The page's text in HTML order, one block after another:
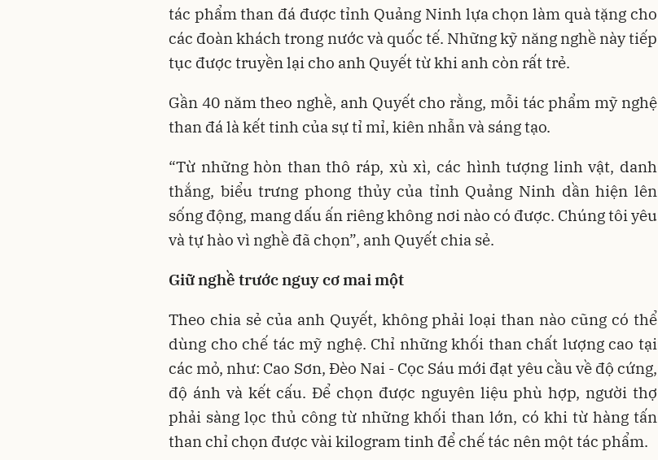
tác phẩm than đá được tỉnh Quảng Ninh lựa chọn làm quà tặng cho
các đoàn khách trong nước và quốc tế. Những kỹ năng nghề này tiếp
tục được truyền lại cho anh Quyết từ khi anh còn rất trẻ.
Gần 40 năm theo nghề, anh Quyết cho rằng, mỗi tác phẩm mỹ nghệ
than đá là kết tinh của sự tỉ mỉ, kiên nhẫn và sáng tạo.
“Từ những hòn than thô ráp, xù xì, các hình tượng linh vật, danh
thắng, biểu trưng phong thủy của tỉnh Quảng Ninh dần hiện lên
sống động, mang dấu ấn riêng không nơi nào có được. Chúng tôi yêu
và tự hào vì nghề đã chọn”, anh Quyết chia sẻ.
Giữ nghề trước nguy cơ mai một
Theo chia sẻ của anh Quyết, không phải loại than nào cũng có thể
dùng cho chế tác mỹ nghệ. Chỉ những khối than chất lượng cao tại
các mỏ, như: Cao Sơn, Đèo Nai - Cọc Sáu mới đạt yêu cầu về độ cứng,
độ ánh và kết cấu. Để chọn được nguyên liệu phù hợp, người thợ
phải sàng lọc thủ công từ những khối than lớn, có khi từ hàng tấn
than chỉ chọn được vài kilogram tinh để chế tác nên một tác phẩm.